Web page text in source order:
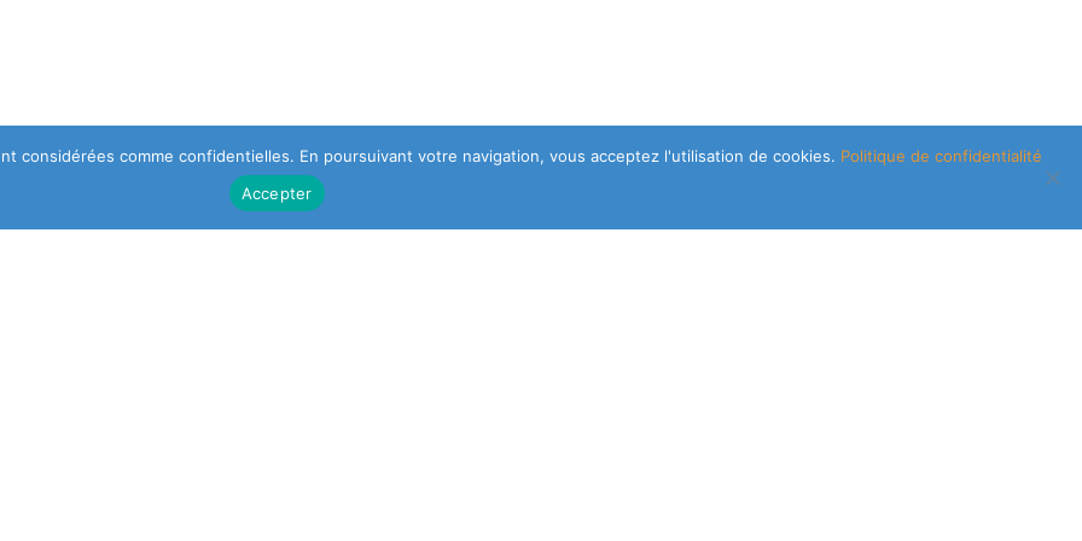
considérées comme confidentielles. En poursuivant votre navigation, vous acceptez l'utilisation de cookies. Politique de confidentialité
Accepter